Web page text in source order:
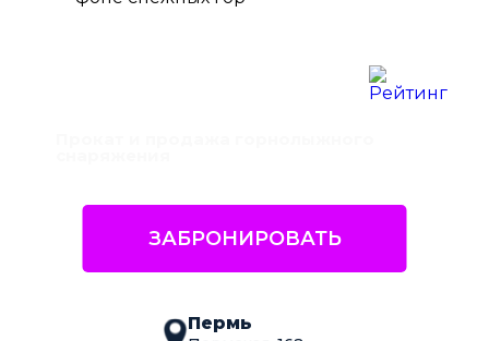
ЗАБРОНИРОВАТЬ
Пермь